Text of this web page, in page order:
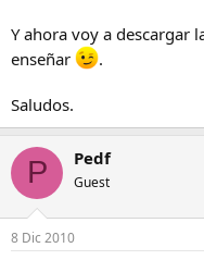
Y ahora voy a descargar
enseñar
.
Saludos.
P Pedf
Guest
8 Dic 2010